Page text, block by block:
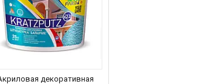
декоративная